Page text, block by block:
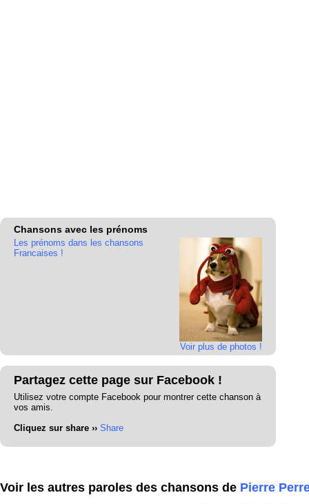
Chansons avec les prénoms
Voir plus de photos !
Les prénoms dans les chansons
Francaises !
Partagez cette page sur Facebook !
Utilisez votre compte Facebook pour montrer cette chanson à
vos amis.
Cliquez sur share ›› Share
Voir les autres paroles des chansons de Pierre